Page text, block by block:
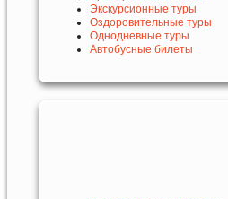
Экскурсионные туры
Оздоровительные туры
Однодневные туры
Автобусные билеты